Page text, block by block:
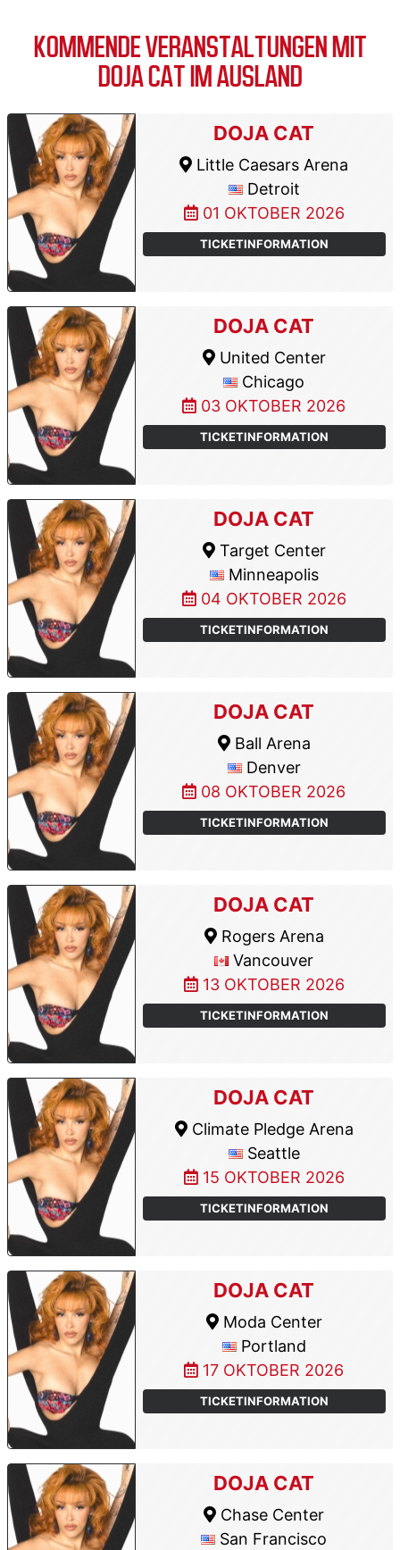
KOMMENDE VERANSTALTUNGEN MIT
DOJA CAT IM AUSLAND
DOJA CAT
Little Caesars Arena
Detroit
01 OKTOBER 2026
TICKETINFORMATION
DOJA CAT
United Center
Chicago
03 OKTOBER 2026
TICKETINFORMATION
DOJA CAT
Target Center
Minneapolis
04 OKTOBER 2026
TICKETINFORMATION
DOJA CAT
Ball Arena
Denver
08 OKTOBER 2026
TICKETINFORMATION
DOJA CAT
Rogers Arena
Vancouver
13 OKTOBER 2026
TICKETINFORMATION
DOJA CAT
Climate Pledge Arena
Seattle
15 OKTOBER 2026
TICKETINFORMATION
DOJA CAT
Moda Center
Portland
17 OKTOBER 2026
TICKETINFORMATION
DOJA CAT
Chase Center
San Francisco